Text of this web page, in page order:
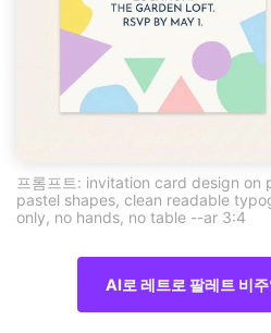
프롬프트: invitation card design
pastel shapes, clean readable
only, no hands, no table --ar 3:4
AI로 레트로 팔레트 비